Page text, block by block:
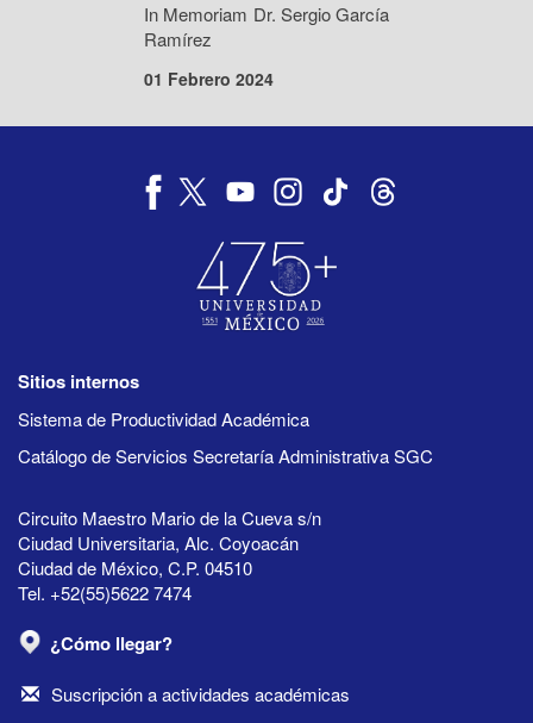
In Memoriam Dr. Sergio García
Ramírez
01 Febrero 2024
Sitios internos
Sistema de Productividad Académica
Catálogo de Servicios Secretaría Administrativa SGC
Circuito Maestro Mario de la Cueva s/n
Ciudad Universitaria, Alc. Coyoacán
Ciudad de México, C.P. 04510
Tel. +52(55)5622 7474
¿Cómo llegar?
Suscripción a actividades académicas